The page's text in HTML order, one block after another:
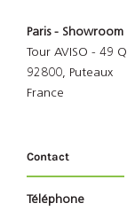
Paris - Showroom
Tour AVISO - 49
92800, Puteaux
France
Contact
Téléphone